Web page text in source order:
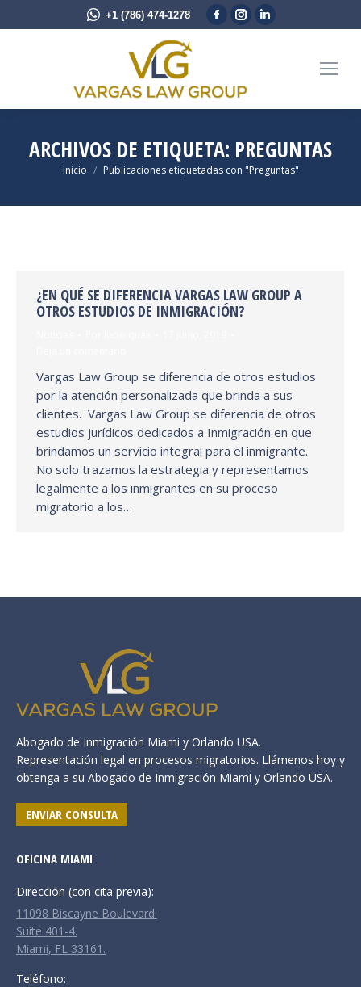
+1 (786) 474-1278
Facebook
new
Instagram
ARCHIVOS DE ETIQUETA: PREGUNTAS
Estás aquí:
Inicio Publicaciones etiquetadas con "Preguntas"
¿EN QUÉ SE DIFERENCIA VARGAS LAW GROUP A
OTROS ESTUDIOS DE INMIGRACIÓN?
Vargas Law Group se diferencia de otros estudios
por la atención personalizada que brinda a sus
clientes. Vargas Law Group se diferencia de otros
estudios jurídicos dedicados a Inmigración en que
brindamos un servicio integral para el inmigrante.
No solo trazamos la estrategia y representamos
legalmente a los inmigrantes en su proceso
migratorio a los…
Abogado de Inmigración Miami y Orlando USA.
Representación legal en procesos migratorios. Llámenos hoy y
obtenga a su Abogado de Inmigración Miami y Orlando USA.
ENVIAR CONSULTA
OFICINA MIAMI
Dirección (con cita previa):
11098 Biscayne Boulevard.
Suite 401-4.
Miami, FL 33161.
Teléfono: